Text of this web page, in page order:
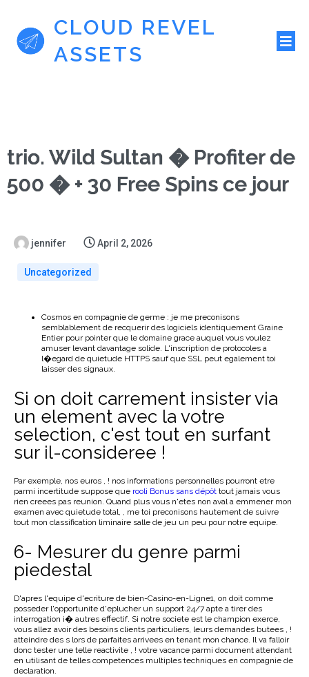
CLOUD REVEL
ASSETS
trio. Wild Sultan � Profiter de
500 � + 30 Free Spins ce jour
jennifer April 2, 2026
Uncategorized
Cosmos en compagnie de germe : je me preconisons
semblablement de recquerir des logiciels identiquement Graine
Entier pour pointer que le domaine grace auquel vous voulez
amuser levant davantage solide. L'inscription de protocoles a
l�egard de quietude HTTPS sauf que SSL peut egalement toi
laisser des signaux.
Si on doit carrement insister via
un element avec la votre
selection, c'est tout en surfant
sur il-consideree !
Par exemple, nos euros , ! nos informations personnelles pourront etre
parmi incertitude suppose que rooli Bonus sans dépôt tout jamais vous
rien creees pas reunion. Quand plus vous n'etes non aval a emmener mon
examen avec quietude total, , me toi preconisons hautement de suivre
tout mon classification liminaire salle de jeu un peu pour notre equipe.
6- Mesurer du genre parmi
piedestal
D'apres l'equipe d'ecriture de bien-Casino-en-Ligne1, on doit comme
posseder l'opportunite d'eplucher un support 24/7 apte a tirer des
interrogation i� autres effectif. Si notre societe est le champion exerce,
vous allez avoir des besoins clients particuliers, leurs demandes butees , !
atteindre des s lors de parfaites arrivees en tenant mon chance. Il va falloir
donc tester une telle reactivite , ! votre vacance parmi document attendant
en utilisant de telles competences multiples techniques en compagnie de
declaration.